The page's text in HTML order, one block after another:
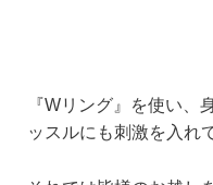
『Wリング』を使い、
ッスルにも刺激を入れ